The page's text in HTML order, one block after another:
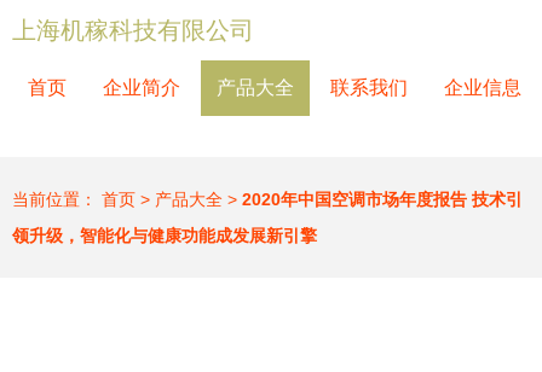
上海机稼科技有限公司
首页 企业简介 产品大全 联系我们 企业信息
当前位置： 首页 > 产品大全 > 2020年中国空调市场年度报告 技术引
领升级，智能化与健康功能成发展新引擎